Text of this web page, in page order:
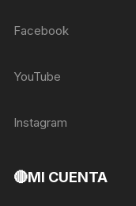
Facebook
YouTube
Instagram
🔴MI CUENTA